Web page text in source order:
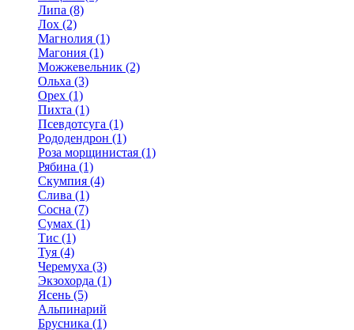
Липа (8)
Лох (2)
Магнолия (1)
Магония (1)
Можжевельник (2)
Ольха (3)
Орех (1)
Пихта (1)
Псевдотсуга (1)
Рододендрон (1)
Роза морщинистая (1)
Рябина (1)
Скумпия (4)
Слива (1)
Сосна (7)
Сумах (1)
Тис (1)
Туя (4)
Черемуха (3)
Экзохорда (1)
Ясень (5)
Альпинарий
Брусника (1)